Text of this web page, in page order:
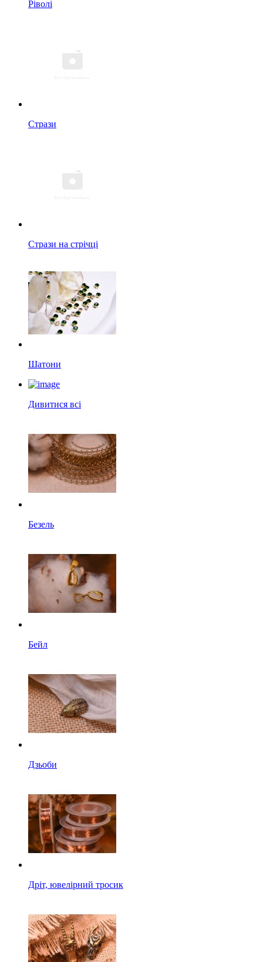
Ріволі
Стрази
Стрази на стрічці
Шатони
Дивитися всі
Безель
Бейл
Дзьоби
Дріт, ювелірний тросик